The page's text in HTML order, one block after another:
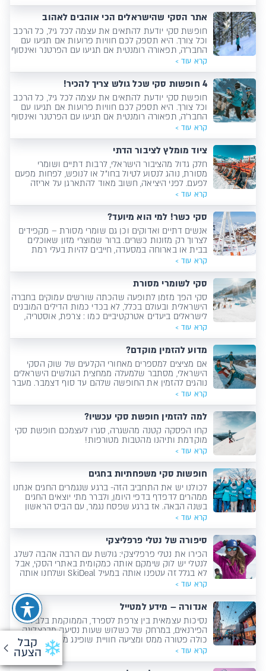
קבל
הצעה
אתר הסקי שהישראלים הכי אוהבים לאהוב
חופשת סקי יודעת להתאים את עצמה לכל גיל, כל הרכב
וכל צורך. היא תספק לכם חוויות פרועות אם תגיעו עם
החבר'ה, תפאורה רומנטית אם תגיעו עם הפרטנר ואינסוף
אטרקציות אם תגלשו עם המשפחה.
קרא עוד >
4 חופשות סקי שכל גולש צריך להכיר!
חופשת סקי יודעת להתאים את עצמה לכל גיל, כל הרכב
וכל צורך. היא תספק לכם חוויות פרועות אם תגיעו עם
החבר'ה, תפאורה רומנטית אם תגיעו עם הפרטנר ואינסוף
אטרקציות אם תגלשו עם המשפחה.
קרא עוד >
ציוד מומלץ לציבור הדתי
חלק גדול מהציבור הישראלי, לרבות דתיים ושומרי
מסורת, נוהג לנסוע לטיול בחו"ל או לנופש, לפחות מפעם
לפעם. לפני היציאה, חשוב מאוד להתארגן על אריזה
מסודרת של ציוד ופריטים חשובים, שלא תמיד קל למצוא
בארץ היעד.
קרא עוד >
סקי כשר! למי הוא מיועד?
אנשים דתיים ואדוקים וכן גם שומרי מסורת – מקפידים
לצרוך רק מזונות כשרים. ברור שמוצרי מזון שאוכלים
בבית או בארוחה במסעדה, חייבים להיות בעלי רמת
כשרות נאותה, אך ישנם גם מוצרים נוספים שניתן למצוא
כמותאמים לציבור הדתי או המסורתי.
קרא עוד >
סקי לשומרי מסורת
סקי הפך מזמן לתופעה שהכתה שורשים עמוקים בחברה
הישראלית ובעולם בכלל, לא בכדי כמות הדילים המובנים
לישראלים ביעדים אטרקטיביים כמו : צרפת, אוסטריה,
שוויץ ואיטליה שהפכו ליעדים מאוד מבוקשים בתחום
אתרי הסקי בעולם.
קרא עוד >
מדוע להזמין מוקדם?
אם מציצים למספרים מאחורי הקלעים של שוק הסקי
הישראלי, מסתבר שלמעלה ממחצית הגולשים הישראלים
נוהגים להזמין את החופשה שלהם עד סוף דצמבר. מעבר
להתנהלות צרכנית נבונה, כנראה שיש להם סיבה טובה
לעשות זאת. אז למה זה כדאי?
קרא עוד >
למה להזמין חופשת סקי עכשיו?
קחו הפסקה קטנה מהשגרה, סגרו לעצמכם חופשת סקי
מוקדמת ותיהנו מהטבות מטורפות!
קרא עוד >
חופשות סקי משפחתיות בחגים
לכולנו יש את התחביב הזה- ברגע שנגמרים החגים אנחנו
ממהרים לדפדף בדפי היומן, ולברר מתי יוצאים החגים
בשנה הבאה. אז ברגע שפסח נגמר, עם הביס הראשון
חגים ארוכות ומשובחות. לנו זה עושה חשק לחופשה, מה
איתכם?
קרא עוד >
סיפורה של נטלי פרפליצקי
הכירו את נטלי פרפליצקי: גולשת עם הרבה אהבה לשלג.
לנטלי יש לוק שימקם אותה כמקומית באתרי הסקי, אבל
לא בגלל זה עטפנו אותה במעיל SkiDeal ושלחנו אותה
להיות מלווה במאיירהופן בעונה שעברה, אלא בזכות
האופי החזק שלה והיכולת שלה להתמודד עם אתגרים
מסובכים.
קרא עוד >
אנדורה – מידע למטייל
נסיכות עצמאית בין צרפת לספרד, הממוקמת בלב הרי
הפירנאים, במרחק של כשלוש שעות נסיעה מברצלונה.
כולה פטורה ממס ומציעה חוויית שופינג משתלמת
במיוחד עם מאות חנויות מסוגים שונים, המושכות אליהן
מיליוני תיירים מדי שנה. אנדורה מצטיינת במרכזי ספא
גדולים ומפנקים, נופים מרהיבים, חופשות סקי לכל
קרא עוד >